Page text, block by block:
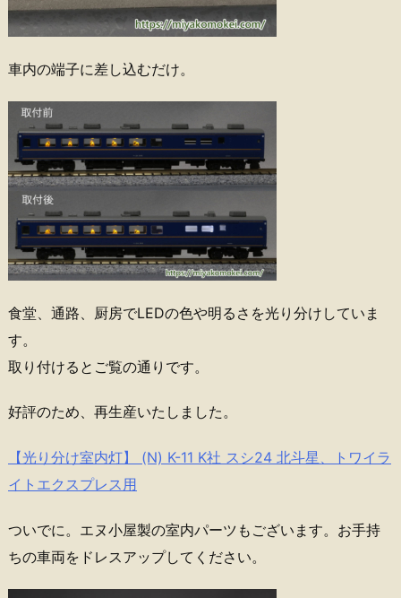
車内の端子に差し込むだけ。
食堂、通路、厨房でLEDの色や明るさを光り分けしていま
す。
取り付けるとご覧の通りです。
好評のため、再生産いたしました。
【光り分け室内灯】 (N) K-11 K社 スシ24 北斗星、トワイラ
イトエクスプレス用
ついでに。エヌ小屋製の室内パーツもございます。お手持
ちの車両をドレスアップしてください。